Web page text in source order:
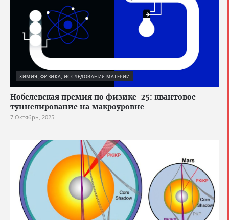
ХИМИЯ, ФИЗИКА, ИССЛЕДОВАНИЯ МАТЕРИИ
Нобелевская премия по физике-25: квантовое
туннелирование на макроуровне
7 Октябрь, 2025